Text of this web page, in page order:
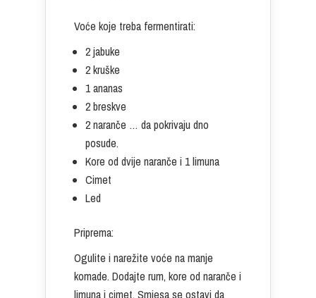
Voće koje treba fermentirati:
2 jabuke
2 kruške
1 ananas
2 breskve
2 naranče … da pokrivaju dno
posude.
Kore od dvije naranče i 1 limuna
Cimet
Led
Priprema:
Ogulite i narežite voće na manje
komade. Dodajte rum, kore od naranče i
limuna i cimet. Smjesa se ostavi da